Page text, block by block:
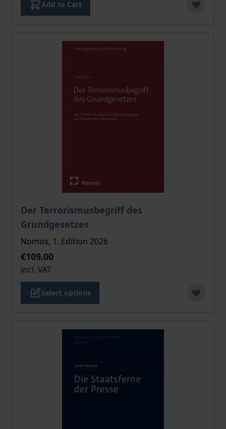
Add to Cart
Der Terrorismusbegriff des
Grundgesetzes
The price depends on the options chosen on the
Nomos, 1. Edition 2026
€109.00
incl. VAT
Select options